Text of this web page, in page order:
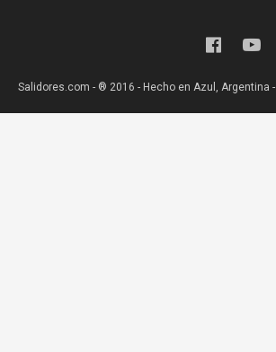
Salidores.com - ® 2016 - Hecho en Azul, Argentina -